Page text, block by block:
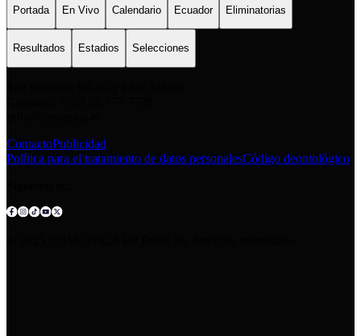
Portada En Vivo Calendario Ecuador Eliminatorias
Resultados Estadios Selecciones
ContactoPublicidad
Política para el tratamiento de datos personalesCódigo deontológico